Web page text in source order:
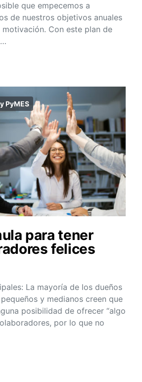
que empecemos a
de nuestros objetivos anuales
Con este plan de
PyMES
para tener
felices
La mayoría de los dueños
y medianos creen que
posibilidad de ofrecer “algo
por lo que no